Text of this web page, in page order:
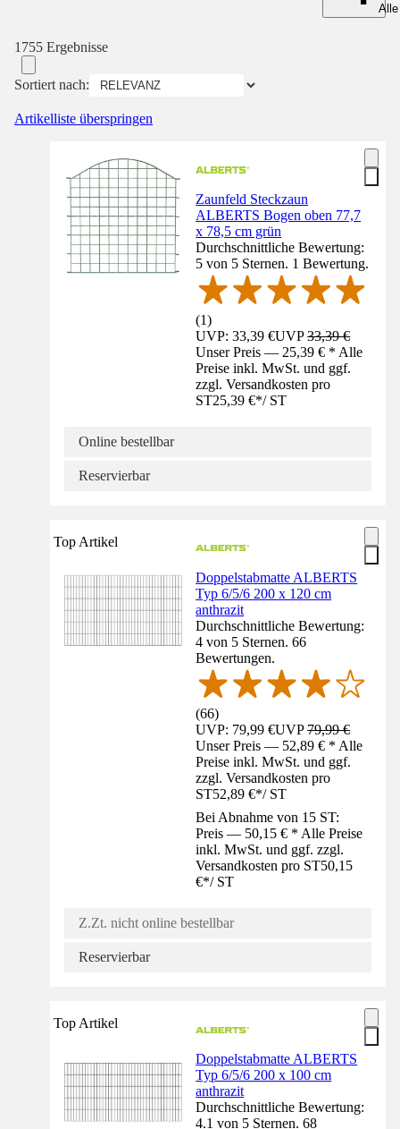
1755 Ergebnisse
Sortiert nach:
Artikelliste überspringen
Zaunfeld Steckzaun
ALBERTS Bogen oben 77,7
x 78,5 cm grün
Durchschnittliche Bewertung:
5 von 5 Sternen. 1 Bewertung.
(1)
UVP: 33,39 €UVP33,39 €
Unser Preis — 25,39 € * Alle
Preise inkl. MwSt. und ggf.
zzgl. Versandkosten pro
ST25,39 €*/ ST
Online bestellbar
Reservierbar
Top Artikel
Doppelstabmatte ALBERTS
Typ 6/5/6 200 x 120 cm
anthrazit
Durchschnittliche Bewertung:
4 von 5 Sternen. 66
Bewertungen.
(66)
UVP: 79,99 €UVP79,99 €
Unser Preis — 52,89 € * Alle
Preise inkl. MwSt. und ggf.
zzgl. Versandkosten pro
ST52,89 €*/ ST
Bei Abnahme von 15 ST:
Preis — 50,15 € * Alle Preise
inkl. MwSt. und ggf. zzgl.
Versandkosten pro ST50,15
€*/ ST
Z.Zt. nicht online bestellbar
Reservierbar
Top Artikel
Doppelstabmatte ALBERTS
Typ 6/5/6 200 x 100 cm
anthrazit
Durchschnittliche Bewertung:
4.1 von 5 Sternen. 68